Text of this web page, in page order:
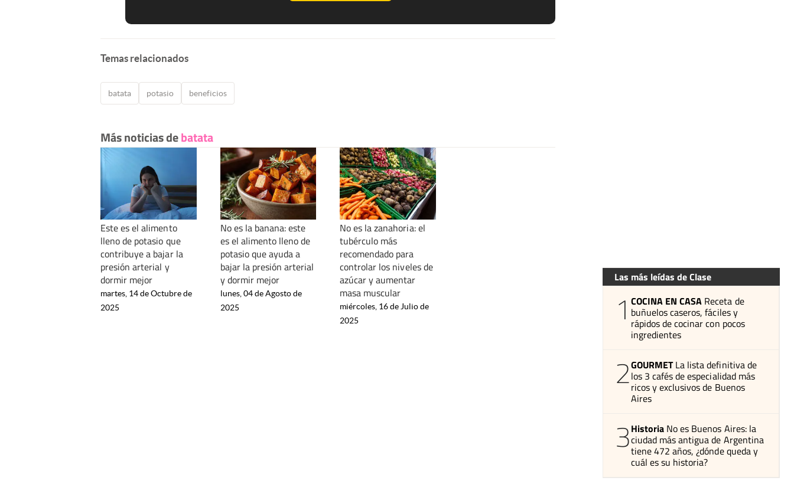
Temas relacionados
batata potasio beneficios
Más noticias debatata
Este es el alimento
lleno de potasio que
contribuye a bajar la
presión arterial y
dormir mejor
martes, 14 de Octubre de
2025
No es la banana: este
es el alimento lleno de
potasio que ayuda a
bajar la presión arterial
y dormir mejor
lunes, 04 de Agosto de
2025
No es la zanahoria: el
tubérculo más
recomendado para
controlar los niveles de
azúcar y aumentar
masa muscular
miércoles, 16 de Julio de
2025
Las más leídas de Clase
1 COCINA EN CASA Receta de
buñuelos caseros, fáciles y
rápidos de cocinar con pocos
ingredientes
2GOURMET La lista definitiva de
los 3 cafés de especialidad más
ricos y exclusivos de Buenos
Aires
3Historia No es Buenos Aires: la
ciudad más antigua de Argentina
tiene 472 años, ¿dónde queda y
cuál es su historia?